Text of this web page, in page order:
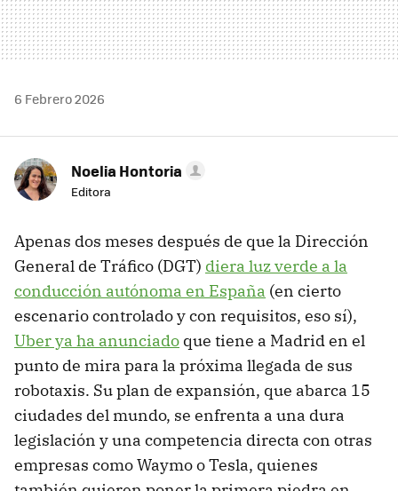
6 Febrero 2026
Noelia Hontoria
Editora
Apenas dos meses después de que la Dirección
General de Tráfico (DGT) diera luz verde a la
conducción autónoma en España (en cierto
escenario controlado y con requisitos, eso sí),
Uber ya ha anunciado que tiene a Madrid en el
punto de mira para la próxima llegada de sus
robotaxis. Su plan de expansión, que abarca 15
ciudades del mundo, se enfrenta a una dura
legislación y una competencia directa con otras
empresas como Waymo o Tesla, quienes